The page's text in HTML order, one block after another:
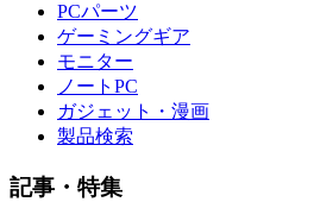
PCパーツ
ゲーミングギア
モニター
ノートPC
ガジェット・漫画
製品検索
記事・特集